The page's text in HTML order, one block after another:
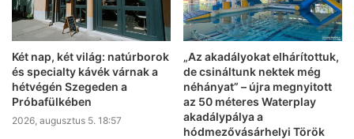
Két nap, két világ: natúrborok
és specialty kávék várnak a
hétvégén Szegeden a
Próbafülkében
2026, augusztus 5. 18:57
„Az akadályokat elhárítottuk,
de csináltunk nektek még
néhányat” – újra megnyitott
az 50 méteres Waterplay
akadálypálya a
hódmezővásárhelyi Török